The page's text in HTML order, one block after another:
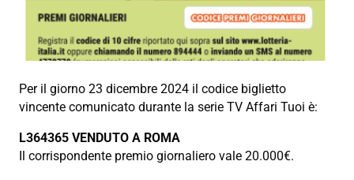
Per il giorno 23 dicembre 2024 il codice biglietto
vincente comunicato durante la serie TV Affari Tuoi è:
L364365 VENDUTO A ROMA
Il corrispondente premio giornaliero vale 20.000€.